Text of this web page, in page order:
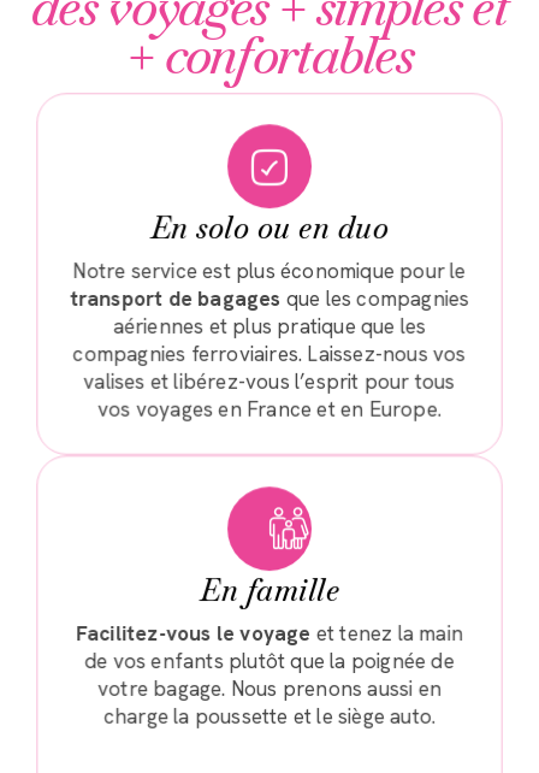
+ confortables
En solo ou en duo
Notre service est plus économique pour le
transport de bagages que les compagnies
aériennes et plus pratique que les
compagnies ferroviaires. Laissez-nous vos
valises et libérez-vous l’esprit pour tous
vos voyages en France et en Europe.
En famille
Facilitez-vous le voyage et tenez la main
de vos enfants plutôt que la poignée de
votre bagage. Nous prenons aussi en
charge la poussette et le siège auto.